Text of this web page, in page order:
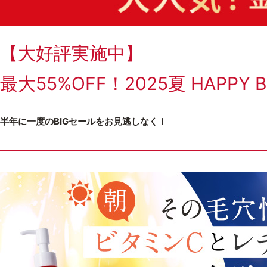
【大好評実施中】
最大55%OFF！2025夏 HAPPY
半年に一度のBIGセールをお見逃しなく！